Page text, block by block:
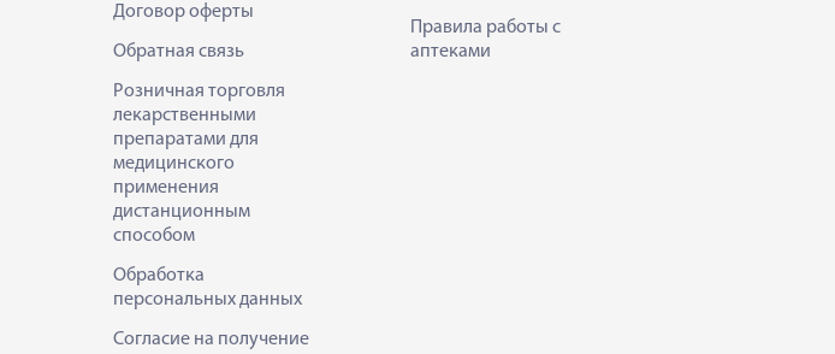
Договор оферты
Обратная связь
Розничная торговля
лекарственными
препаратами для
медицинского
применения
дистанционным
способом
Обработка
персональных данных
Согласие на получение
Правила работы с
аптеками